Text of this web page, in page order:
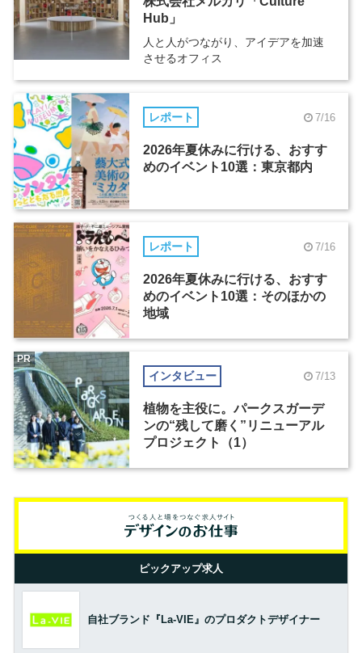
Hub」
人と人がつながり、アイデアを加速
させるオフィス
レポート 7/16
2026年夏休みに行ける、おすす
めのイベント10選：東京都内
レポート 7/16
2026年夏休みに行ける、おすす
めのイベント10選：そのほかの
地域
インタビュー 7/13
植物を主役に。パークスガーデ
ンの“残して磨く”リニューアル
プロジェクト（1）
PR
ピックアップ求人
自社ブランド『La-VIE』のプロダクトデザイナー